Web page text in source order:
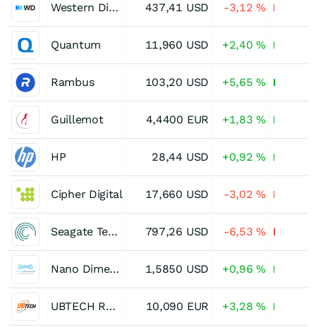
Western Digital 437,41 USD -3,12%
Quantum 11,960 USD +2,40%
Rambus 103,20 USD +5,65%
Guillemot 4,4400 EUR +1,83%
HP 28,44 USD +0,92%
Cipher Digital 17,660 USD -3,02%
Seagate Technology Holdings 797,26 USD -6,53%
Nano Dimension 1,5850 USD +0,96%
UBTECH ROBOTICS LTD (H) 10,090 EUR +3,28%